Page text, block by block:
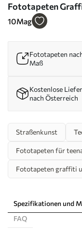
Fototapeten
10Mag
Fototapeten
Maß
Kostenlose
nach Österreich
Straßenkunst
Fototapeten für
Fototapeten graffiti
Spezifikationen und
FAQ